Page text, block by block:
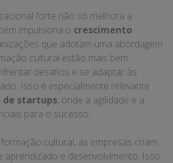
forte não só melhora a
impulsiona o crescimento
que adotam uma abordagem
cultural estão mais bem
desafios e se adaptar às
Isso é especialmente relevante
de startups, onde a agilidade e a
para o sucesso.
cultural, as empresas criam
aprendizado e desenvolvimento. Isso